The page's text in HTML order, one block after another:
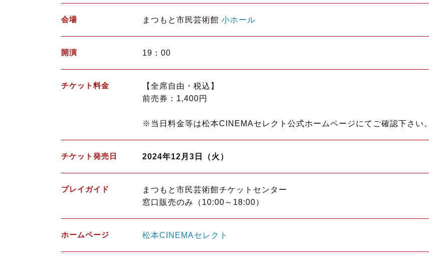
会場 まつもと市民芸術館 小ホール
開演 19：00
チケット料金
【全席自由・税込】
前売券：1,400円
※当日料金等は松本CINEMAセレクト公式ホームページにてご確認下さい。
チケット発売日 2024年12月3日（火）
プレイガイド
まつもと市民芸術館チケットセンター
窓口販売のみ（10:00～18:00）
ホームページ 松本CINEMAセレクト